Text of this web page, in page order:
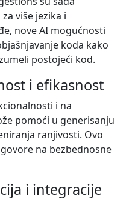
više jezika i
nove AI mogućnosti
koda kako
postojeći kod.
i efikasnost
i na
pomoći u generisanju
ranjivosti. Ovo
na bezbednosne
i integracije